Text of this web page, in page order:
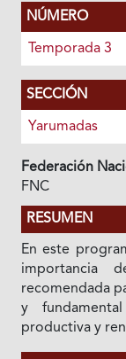
NÚMERO
Temporada 3
SECCIÓN
Yarumadas
Federación
FNC
RESUMEN
En este
importancia
recomendada
y
productiva y